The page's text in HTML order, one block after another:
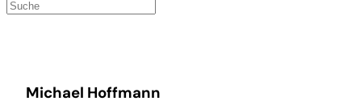
Michael Hoffmann